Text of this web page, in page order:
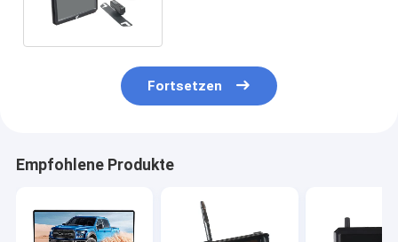
Fortsetzen
Empfohlene Produkte